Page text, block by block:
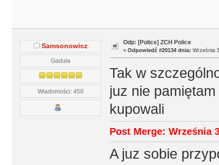
Samsonowicz
Gaduła
Wiadomości: 450
Odp: [Police] ZCH Police
« Odpowiedź #20134 dnia: Września
Tak w
juz nie
kupowali
Post Merge: Września
A juz sobie